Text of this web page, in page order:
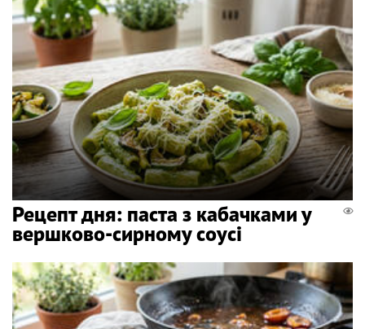
Рецепт дня: паста з кабачками у
вершково-сирному соусі